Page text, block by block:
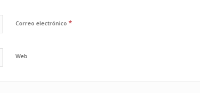
Correo electrónico *
Web